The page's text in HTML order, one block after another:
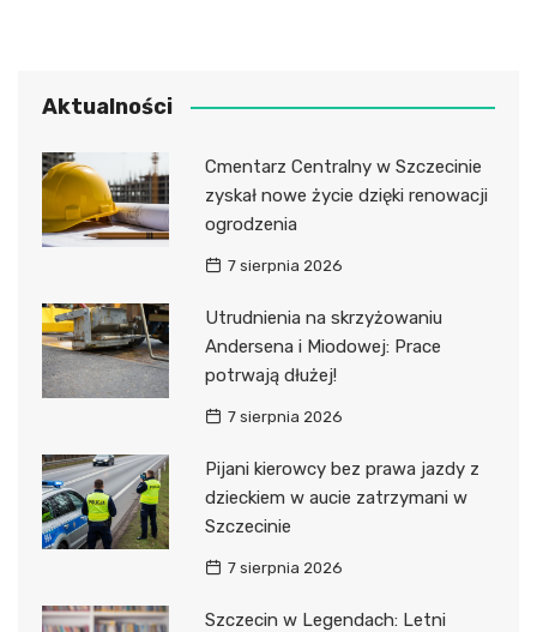
Aktualności
Cmentarz Centralny w Szczecinie
zyskał nowe życie dzięki renowacji
ogrodzenia
7 sierpnia 2026
Utrudnienia na skrzyżowaniu
Andersena i Miodowej: Prace
potrwają dłużej!
7 sierpnia 2026
Pijani kierowcy bez prawa jazdy z
dzieckiem w aucie zatrzymani w
Szczecinie
7 sierpnia 2026
Szczecin w Legendach: Letni